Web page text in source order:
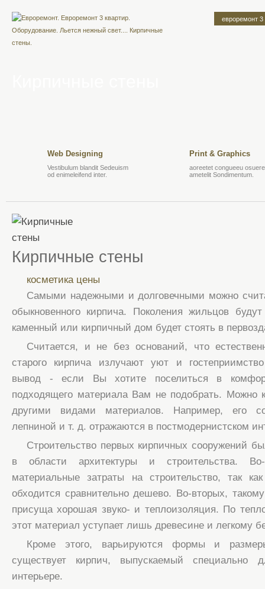
евроремонт 3
Web Designing
Vestibulum blandit Sedeuism
od enimeleifend inter.
Print & Graphics
aoreetet congueeu
ametelit Sondimentum.
Кирпичные стены
косметика цены
Самыми надежными и долговечными можно
обыкновенного кирпича. Поколения жильцов
каменный или кирпичный дом будет стоять в
Считается, и не без оснований, что
старого кирпича излучают уют и
вывод - если Вы хотите поселиться в
подходящего материала Вам не подобрать. Можно
другими видами материалов. Например, его
лепниной и т. д. отражаются в постмодернистском
Строительство первых кирпичных сооружений
в области архитектуры и строительства.
материальные затраты на строительство, так
обходится сравнительно дешево. Во-вторых,
присуща хорошая звуко- и теплоизоляция. По
этот материал уступает лишь древесине и легкому
Кроме этого, варьируются формы и
существует кирпич, выпускаемый специально
интерьере.